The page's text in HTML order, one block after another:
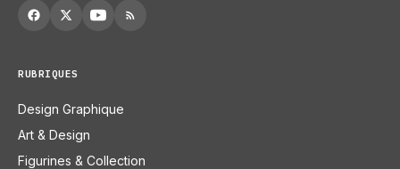
RUBRIQUES
Design Graphique
Art & Design
Figurines & Collection